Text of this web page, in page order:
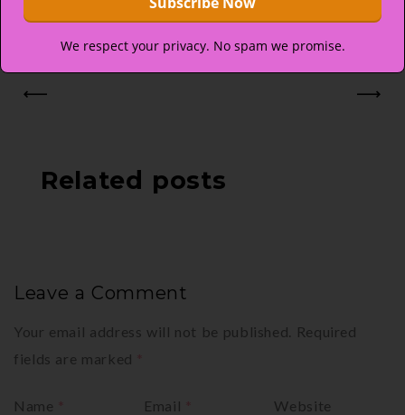
PREV NEXT
Related posts
Leave a Comment
Your email address will not be published. Required
fields are marked
Name Email Website
We respect your privacy. No spam we promise.